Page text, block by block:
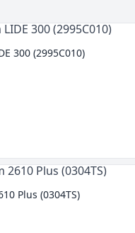
300 (2995C010)
Plus (0304TS)